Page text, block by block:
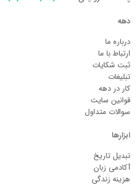
دهه
درباره ما
ارتباط با ما
ثبت شکایات
تبلیغات
کار در دهه
قوانین سایت
سوالات متداول
ابزارها
تبدیل تاریخ
آکادمی زبان
هزینه زندگی